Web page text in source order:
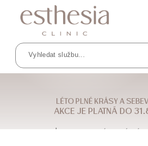
LÉTO PLNÉ KRÁSY A
AKCE JE PLATNÁ DO
DOMŮ LÉTO PLNÉ